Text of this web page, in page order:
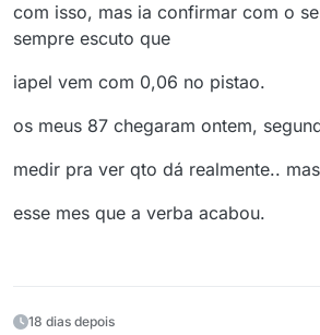
com isso, mas ia confirmar com o
sempre escuto que
iapel vem com 0,06 no pistao.
os meus 87 chegaram ontem,
medir pra ver qto dá realmente..
esse mes que a verba acabou.
18 dias depois